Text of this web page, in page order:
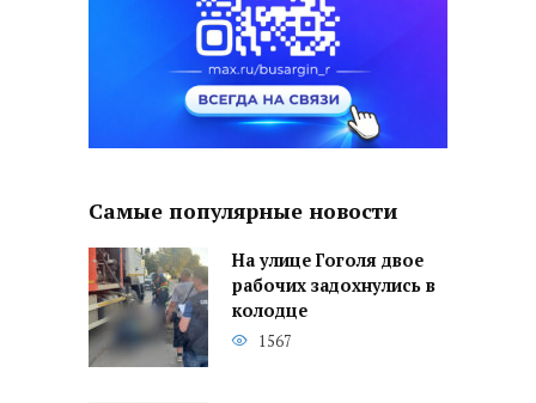
Самые популярные новости
На улице Гоголя двое
рабочих задохнулись в
колодце
1567